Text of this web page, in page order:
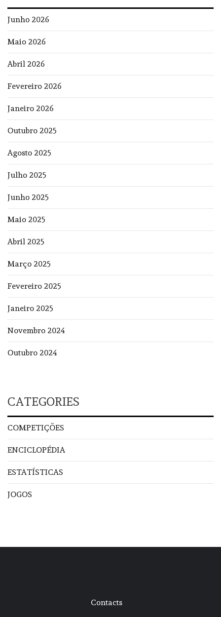
Junho 2026
Maio 2026
Abril 2026
Fevereiro 2026
Janeiro 2026
Outubro 2025
Agosto 2025
Julho 2025
Junho 2025
Maio 2025
Abril 2025
Março 2025
Fevereiro 2025
Janeiro 2025
Novembro 2024
Outubro 2024
CATEGORIES
COMPETIÇÕES
ENCICLOPÉDIA
ESTATÍSTICAS
JOGOS
Contacts